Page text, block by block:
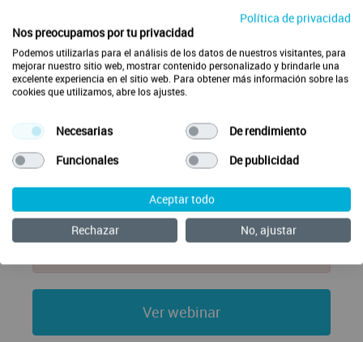
Silvia nos expondrá como influye la salud mental en estas
enfermedades y viceversa.
Ponentes
Dra. Silvia Arribas
Fecha/Hora
Martes 23/05/2023
Para acceder a este webinar deberás iniciar sesión o
Ver webinar
Política de privacidad
Nos preocupamos por tu privacidad
Podemos utilizarlas para el análisis de los datos de nuestros visitantes, para
mejorar nuestro sitio web, mostrar contenido personalizado y brindarle una
excelente experiencia en el sitio web. Para obtener más información sobre las
cookies que utilizamos, abre los ajustes.
Necesarias
De rendimiento
Funcionales
De publicidad
Aceptar todo
Rechazar
No, ajustar